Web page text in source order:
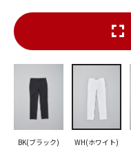
BK(ブラック) WH(ホワイト)